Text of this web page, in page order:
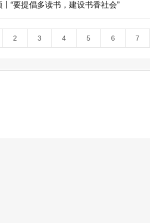
丨“要提倡多读书，建设书香社会”
2 3 4 5 6 7